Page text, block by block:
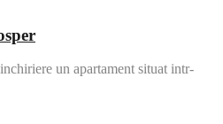
un apartament situat intr-